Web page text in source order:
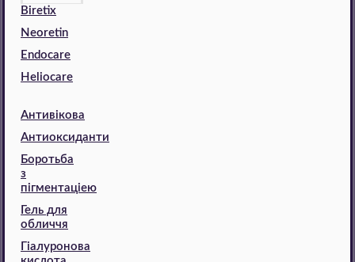
Biretix
Neoretin
Endocare
Heliocare
Антивікова
Антиоксиданти
Боротьба
з
пігментаціею
Гель для
обличчя
Гіалуронова